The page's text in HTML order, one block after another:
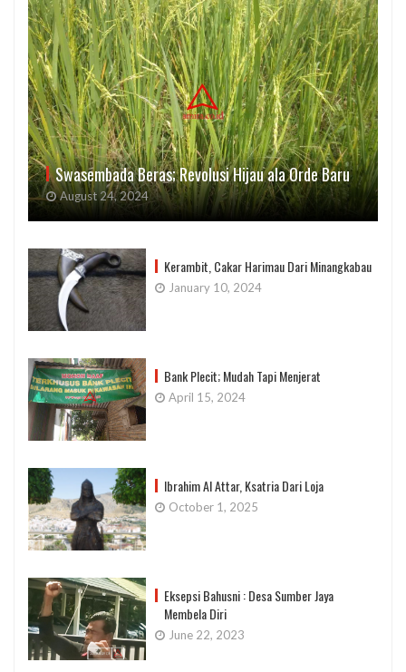
Swasembada Beras; Revolusi Hijau ala Orde Baru
August 24, 2024
Kerambit, Cakar Harimau Dari Minangkabau
January 10, 2024
Bank Plecit; Mudah Tapi Menjerat
April 15, 2024
Ibrahim Al Attar, Ksatria Dari Loja
October 1, 2025
Eksepsi Bahusni : Desa Sumber Jaya
Membela Diri
June 22, 2023